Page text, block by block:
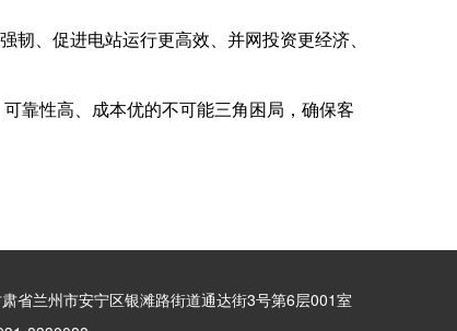
、促进电站运行更高效、并网投资更经济、
靠性高、成本优的不可能三角困局，确保客
省兰州市安宁区银滩路街道通达街3号第6层001室